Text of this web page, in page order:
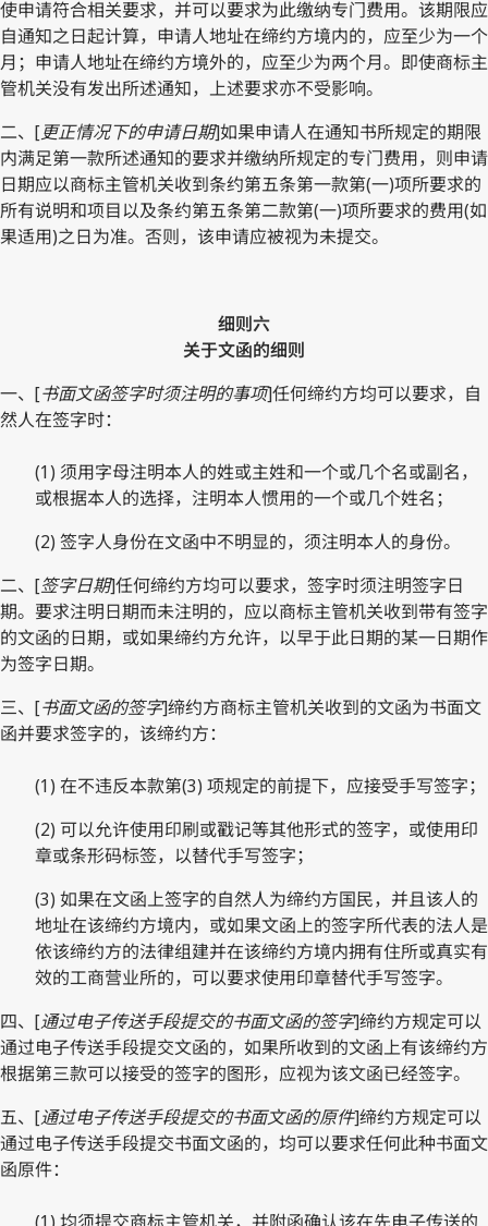
使申请符合相关要求，并可以要求为此缴纳专门费用。该期限应
自通知之日起计算，申请人地址在缔约方境内的，应至少为一个
月；申请人地址在缔约方境外的，应至少为两个月。即使商标主
管机关没有发出所述通知，上述要求亦不受影响。
二、[更正情况下的申请日期]如果申请人在通知书所规定的期限
内满足第一款所述通知的要求并缴纳所规定的专门费用，则申请
日期应以商标主管机关收到条约第五条第一款第(一)项所要求的
所有说明和项目以及条约第五条第二款第(一)项所要求的费用(如
果适用)之日为准。否则，该申请应被视为未提交。
细则六
关于文函的细则
一、[书面文函签字时须注明的事项]任何缔约方均可以要求，自
然人在签字时：
(1) 须用字母注明本人的姓或主姓和一个或几个名或副名，
或根据本人的选择，注明本人惯用的一个或几个姓名；
(2) 签字人身份在文函中不明显的，须注明本人的身份。
二、[签字日期]任何缔约方均可以要求，签字时须注明签字日
期。要求注明日期而未注明的，应以商标主管机关收到带有签字
的文函的日期，或如果缔约方允许，以早于此日期的某一日期作
为签字日期。
三、[书面文函的签字]缔约方商标主管机关收到的文函为书面文
函并要求签字的，该缔约方：
(1) 在不违反本款第(3) 项规定的前提下，应接受手写签字；
(2) 可以允许使用印刷或戳记等其他形式的签字，或使用印
章或条形码标签，以替代手写签字；
(3) 如果在文函上签字的自然人为缔约方国民，并且该人的
地址在该缔约方境内，或如果文函上的签字所代表的法人是
依该缔约方的法律组建并在该缔约方境内拥有住所或真实有
效的工商营业所的，可以要求使用印章替代手写签字。
四、[通过电子传送手段提交的书面文函的签字]缔约方规定可以
通过电子传送手段提交文函的，如果所收到的文函上有该缔约方
根据第三款可以接受的签字的图形，应视为该文函已经签字。
五、[通过电子传送手段提交的书面文函的原件]缔约方规定可以
通过电子传送手段提交书面文函的，均可以要求任何此种书面文
函原件：